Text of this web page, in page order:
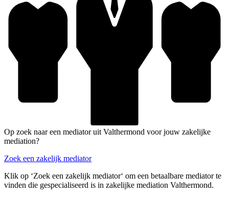
Op zoek naar een mediator uit Valthermond voor jouw zakelijke
mediation?
Zoek een zakelijk mediator
Klik op ‘Zoek een zakelijk mediator‘ om een betaalbare mediator te
vinden die gespecialiseerd is in zakelijke mediation Valthermond.